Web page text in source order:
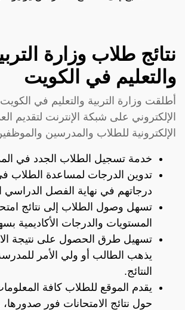
نتائج طلاب وزارة
والتعليم في الكويت
أطلقت وزارة التربية والتعليم في
الإلكتروني على شبكة الإنترنت لتقديم
الإلكترونية للطلاب والمدرسين
خدمة تسجيل الطلاب الجدد في
تدوين الدرجات لمساعدة الطلاب
درجاتهم في نهاية الفصل الدراسي
تسهل وصول الطلاب إلى نتائج
المستويات والدرجات الأكاديمية
تسهيل طرق الحصول على نتيجة
يذهب الطالب أو ولي الأمر
النتائج.
يقدم الموقع للطلاب كافة
حول نتائج الامتحانات فور صدورها،